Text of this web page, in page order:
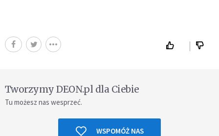
Tworzymy DEON.pl dla Ciebie
Tu możesz nas wesprzeć.
WSPOMÓŻ NAS